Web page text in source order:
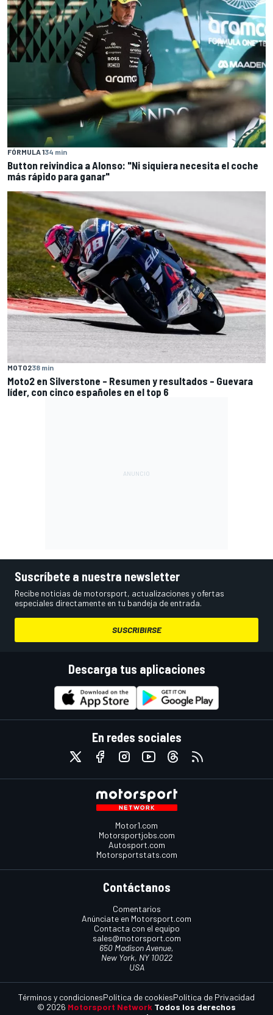
FÓRMULA 134 min
Button reivindica a Alonso: "Ni siquiera necesita el coche
más rápido para ganar"
MOTO238 min
Moto2 en Silverstone – Resumen y resultados – Guevara
líder, con cinco españoles en el top 6
Suscríbete a nuestra newsletter
Recibe noticias de motorsport, actualizaciones y ofertas
especiales directamente en tu bandeja de entrada.
SUSCRIBIRSE
Descarga tus aplicaciones
En redes sociales
Motor1.com
Motorsportjobs.com
Autosport.com
Motorsportstats.com
Contáctanos
Comentarios
Anúnciate en Motorsport.com
Contacta con el equipo
sales@motorsport.com
650 Madison Avenue,
New York, NY 10022
USA
© 2026 Motorsport Network Todos los derechos
Términos y condicionesPolítica de cookiesPolítica de Privacidad